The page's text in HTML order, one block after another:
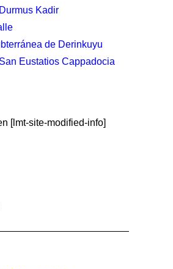
Kadir
de Derinkuyu
Eustatios Cappadocia
[lmt-site-modified-info]